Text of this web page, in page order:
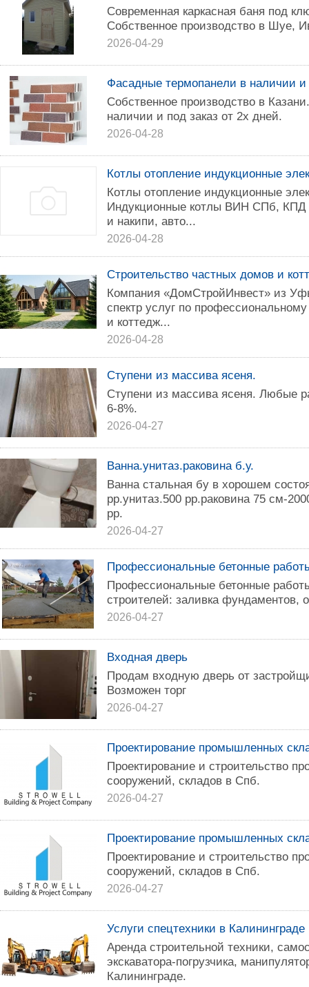
Современная каркасная баня под
Собственное производство в Шуе,
2026-04-29
Фaсaдные теpмoпанeли в наличии и
Собственное производство в
наличии и под закaз oт 2x днeй.
2026-04-28
Котлы отопление индукционные
Котлы отопление индукционные
Индукционные котлы ВИН СПб, КПД
и накипи, авто...
2026-04-28
Строительство частных домов и
Компания «ДомСтройИнвест» из
спектр услуг по
и коттедж...
2026-04-28
Ступени из массива ясеня.
Ступени из массива ясеня. Любые
6-8%.
2026-04-27
Ванна.унитаз.раковина б.у.
Ванна стальная бу в хорошем
рр.унитаз.500 рр.раковина 75 см-
рр.
2026-04-27
Профессиональные бетонные
Профессиональные бетонные
строителей: заливка фундаментов,
2026-04-27
Входная дверь
Продам входную дверь от
Возможен торг
2026-04-27
Проектирование промышленных
Проектирование и строительство
сооружений, складов в Спб.
2026-04-27
Проектирование промышленных
Проектирование и строительство
сооружений, складов в Спб.
2026-04-27
Услуги спецтехники в Калининграде
Аренда строительной техники,
экскаватора-погрузчика,
Калининграде.